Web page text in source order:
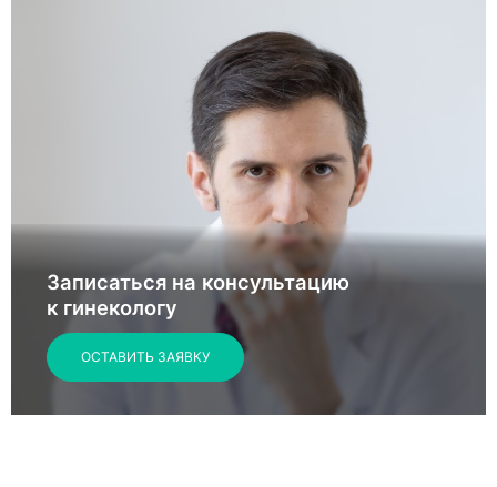
Записаться на консультацию
к гинекологу
ОСТАВИТЬ ЗАЯВКУ